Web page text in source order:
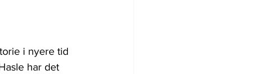
i nyere tid
har det